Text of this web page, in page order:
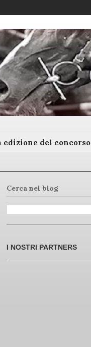
edizione del concorso
Cerca nel blog
I NOSTRI PARTNERS